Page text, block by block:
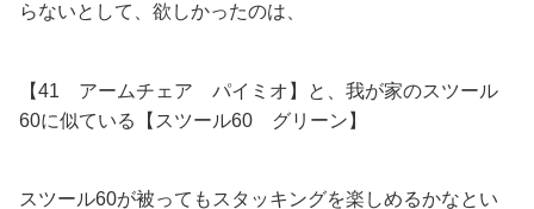
らないとして、欲しかったのは、
【41 アームチェア パイミオ】と、我が家のスツール
60に似ている【スツール60 グリーン】
スツール60が被ってもスタッキングを楽しめるかなとい